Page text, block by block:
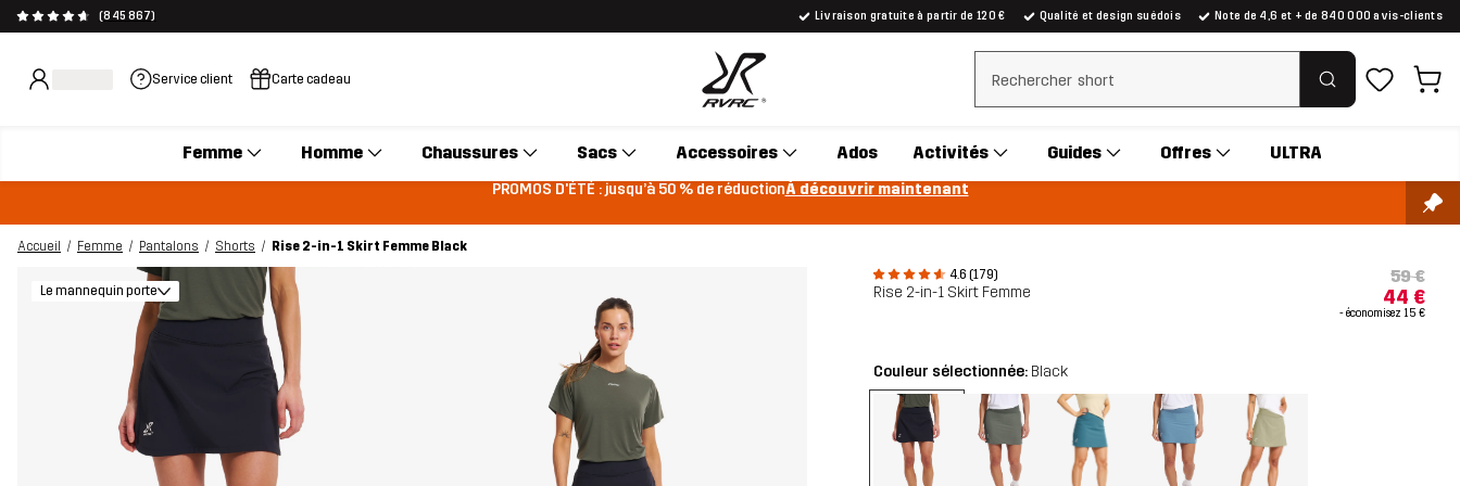
(845 867) Livraison gratuite à partir de 120 € Qualité et design suédois Note de 4,6 et + de 840 000 avis-clients
Service client Carte cadeau Effacer la recherche
Femme Homme Chaussures Sacs Accessoires Ados Activités Guides Offres ULTRA
PROMOS D'ÉTÉ : jusqu’à 50 % de réductionÀ découvrir maintenant
Accueil Femme Pantalons Shorts
Rise 2-in-1 Skirt Femme Black
4.6 (179)
Rise 2-in-1 Skirt Femme
59 €
44 €
- économisez 15 €
Le mannequin porte
Couleur sélectionnée: Black